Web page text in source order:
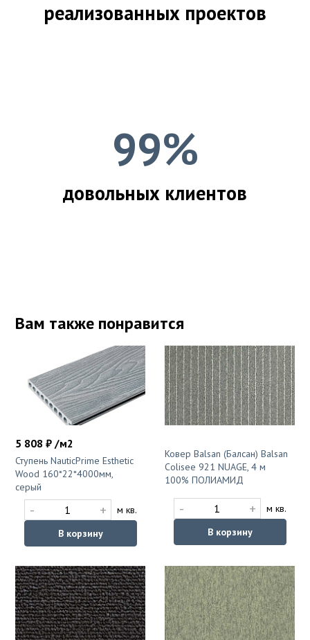
реализованных проектов
99%
довольных клиентов
Вам также понравится
5 808 ₽ /м2
Ступень NauticPrime Esthetic
Wood 160*22*4000мм,
серый
- +
м кв.
В корзину
Ковер Balsan (Балсан) Balsan
Colisee 921 NUAGE, 4 м
100% ПОЛИАМИД
- +
м кв.
В корзину